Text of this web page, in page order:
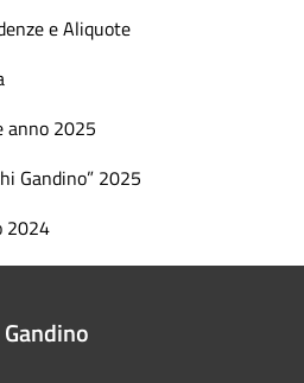
e Aliquote
anno 2025
Gandino” 2025
2024